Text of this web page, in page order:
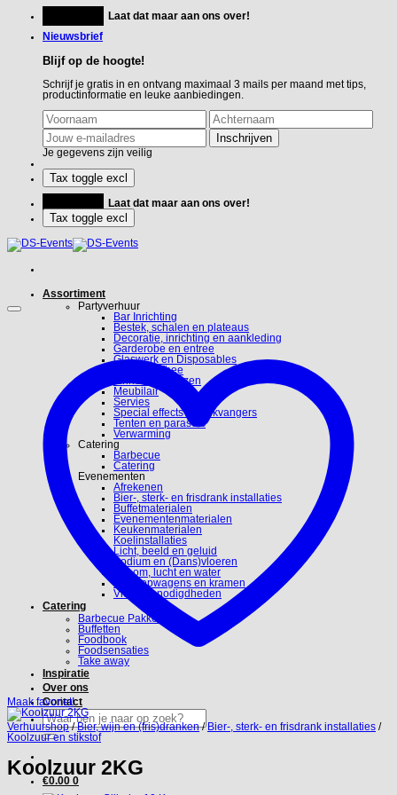
inhoud
Laat dat maar aan ons over!
Nieuwsbrief
Blijf op de hoogte!
Schrijf je gratis in en ontvang maximaal 3 mails per maand met tips,
productinformatie en leuke aanbiedingen.
Je gegevens zijn veilig
Laat dat maar aan ons over!
Assortiment
Partyverhuur
Bar Inrichting
Bestek, schalen en plateaus
Decoratie, inrichting en aankleding
Garderobe en entree
Glaswerk en Disposables
Koffie en Thee
Linnen en hoezen
Meubilair
Servies
Special effects en blikvangers
Tenten en parasols
Verwarming
Catering
Barbecue
Catering
Evenementen
Afrekenen
Bier-, sterk- en frisdrank installaties
Buffetmaterialen
Evenementenmaterialen
Keukenmaterialen
Koelinstallaties
Licht, beeld en geluid
Podium en (Dans)vloeren
Stroom, lucht en water
Verkoopwagens en kramen
Video benodigdheden
Catering
Barbecue Pakketten
Buffetten
Foodbook
Foodsensaties
Take away
Inspiratie
Over ons
Contact
Zoeken
naar:
€0.00 0
Maak favoriet!
Verhuurshop / Bier, wijn en (fris)dranken / Bier-, sterk- en frisdrank installaties /
Koolzuur en stikstof
Koolzuur 2KG